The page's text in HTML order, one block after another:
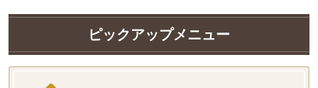
ピックアップメニュー